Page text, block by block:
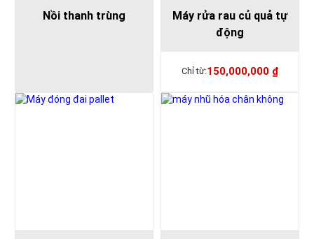
Nồi thanh trùng
Máy rửa rau củ quả tự
động
150,000,000 ₫